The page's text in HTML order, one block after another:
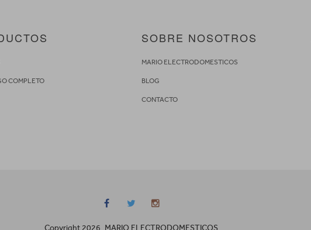
COMPLETO
SOBRE NOSOTROS
MARIO ELECTRODOMESTICOS
BLOG
CONTACTO